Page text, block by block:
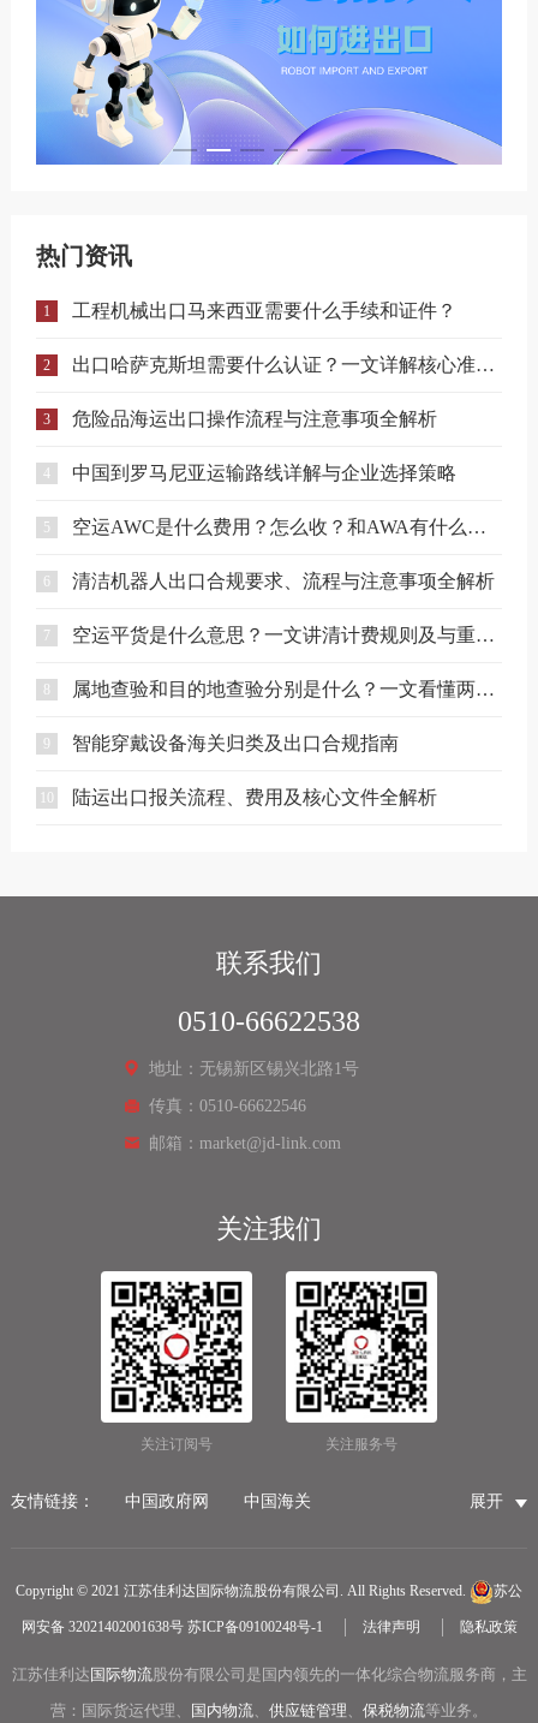
热门资讯
1 工程机械出口马来西亚需要什么手续和证件？
2 出口哈萨克斯坦需要什么认证？一文详解核心准入要求
3 危险品海运出口操作流程与注意事项全解析
4 中国到罗马尼亚运输路线详解与企业选择策略
5 空运AWC是什么费用？怎么收？和AWA有什么区别？
6 清洁机器人出口合规要求、流程与注意事项全解析
7 空运平货是什么意思？一文讲清计费规则及与重货、泡货的区别
属地查验和目的地查验分别是什么？一文看懂两者区别
9 智能穿戴设备海关归类及出口合规指南
陆运出口报关流程、费用及核心文件全解析
联系我们
0510-66622538
地址：无锡新区锡兴北路1号
传真：0510-66622546
邮箱：market@jd-link.com
关注我们
关注订阅号 关注服务号
友情链接： 展开
中国政府网
中国海关
无锡海运代理
无锡仓储服务公司
无锡航空货运
医疗器械第三方仓储
中越物流专线
中欧铁路货运
Copyright © 2021 江苏佳利达国际物流股份有限公司. All Rights Reserved. 苏公
网安备 32021402001638号 苏ICP备09100248号-1 法律声明 隐私政策
江苏佳利达 国际物流股份有限公司是国内领先的一体化综合物流服务商，主
营：国际货运代理、
国内物流、 供应链管理 、 保税物流等业务。